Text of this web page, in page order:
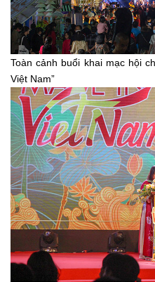
Toàn cảnh buổi khai mạc hội
Việt Nam”